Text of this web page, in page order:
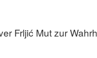
Frljić Mut zur